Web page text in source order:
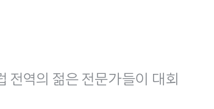
역의 젊은 전문가들이 대회